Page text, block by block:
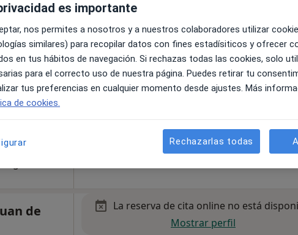
más
La reserva de cita online no está
Pedir una cita
de
La reserva de cita online no está
Mostrar perfil
es importante
nos permites a nosotros y a nuestros colaboradores utilizar
similares) para recopilar datos con fines estadísiticos y ofrecer
en tus hábitos de navegación. Si rechazas todas las cookies, solo
para el correcto uso de nuestra página. Puedes retirar tu
tus preferencias en cualquier momento desde ajustes. Más
de cookies.
Rechazarlas todas